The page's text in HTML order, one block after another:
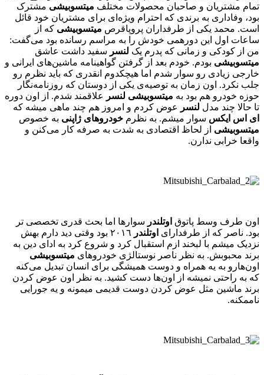
تمام مشتریان و صاحبان محصولات مختلف میتسوبیشی مشترک
بود، وفاداری به برندی که احترام ویژه‌ای برای مشتریان خود قائل
است. محمد یکی از طرفداران پروپاقرص میتسوبیشی که از
ساعات اول این دورهمی خودش را به مراسم رسانده بود می‌گفت:
من از کودکی و زمانی که پدرم یک لنسر سفید داشت عاشق
میتسوبیشی بودم. خودم بعد از گرفتن گواهینامه ماشین‌های ایرانی و
خارجی زیادی رو سوار شدم اما هیچکدوم انقدری که باید نظرم رو
جلب نکرد. اون زمان به توصیه‌ی یکی از دوستان که روزنامه‌نگار
حوزه خودرو هم بود به میتسوبیشی لنسر
علاقمند شدم. از اون دوره
تا حالا چند مدل لنسر
عوض کردم و امروز هم چند ماهی میشه که
ای اس ایکس سوار میشم. به نظرم خودروهای ژاپنی به خصوص
میتسوبیشی از لحاظ اقتصادی به شدت به صرفه کار می‌کنن و
واقعا خرابی ندارن.
اون طرف وسط پاتوق اوتلندر سوارها اما بحث قدری تخصصی تر
بود. ناصر که از طرفدارای اوتلندر
٢٠١٦ بود وقتی دید دارم بهش
نزدیک میشم با لبخند ازم استقبال کرد و شروع کرد به ادای دین به
برند محبوبش. به نظر ناصر نوستالژی خودروهای میتسوبیشی
اون‌هارو به یه همراه و دوست همیشگی برای انسان تبدیل می‌کنه
که به راحتی نمیشه از اون‌ها دست کشید. به نظر اون عوض کردن
برند ماشین مثل عوض کردن دوست قدیمی میمونه و یه جورایی
ناممکنه.